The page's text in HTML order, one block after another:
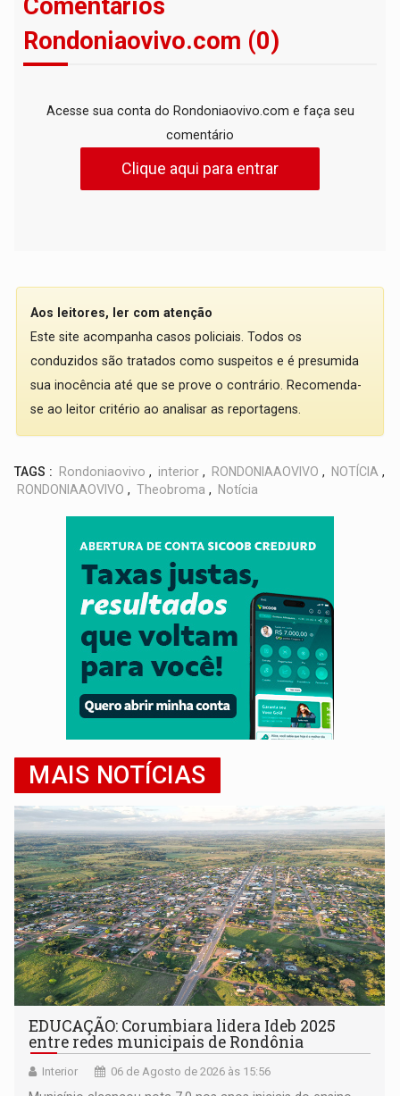
Comentários
Rondoniaovivo.com (0)
Acesse sua conta do Rondoniaovivo.com e faça seu
comentário
Clique aqui para entrar
Aos leitores, ler com atenção
Este site acompanha casos policiais. Todos os
conduzidos são tratados como suspeitos e é presumida
sua inocência até que se prove o contrário. Recomenda-
se ao leitor critério ao analisar as reportagens.
TAGS : Rondoniaovivo , interior , RONDONIAAOVIVO , NOTÍCIA ,
RONDONIAAOVIVO , Theobroma , Notícia
MAIS NOTÍCIAS
EDUCAÇÃO: Corumbiara lidera Ideb 2025
entre redes municipais de Rondônia
Interior 06 de Agosto de 2026 às 15:56